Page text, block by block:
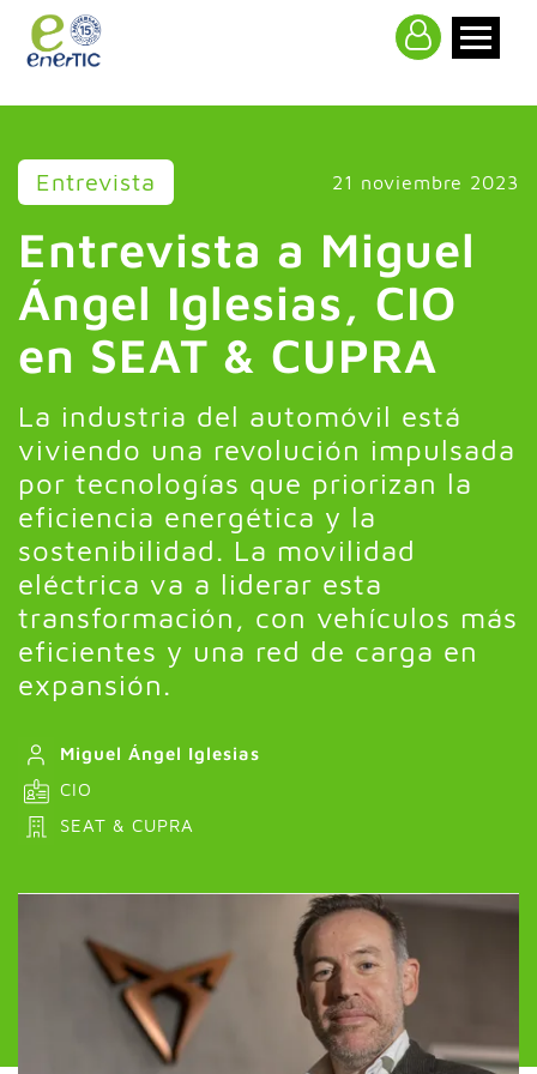
Entrevista 21 noviembre 2023
Entrevista a Miguel
Ángel Iglesias, CIO
en SEAT & CUPRA
La industria del automóvil está
viviendo una revolución impulsada
por tecnologías que priorizan la
eficiencia energética y la
sostenibilidad. La movilidad
eléctrica va a liderar esta
transformación, con vehículos más
eficientes y una red de carga en
expansión.
Miguel Ángel Iglesias
CIO
SEAT & CUPRA